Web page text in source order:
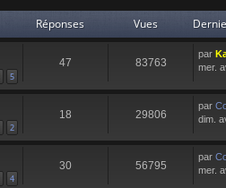
Réponses Vues
5
47 83763
par
mer.
2
18 29806
par
dim.
4
30 56795
par
mer.